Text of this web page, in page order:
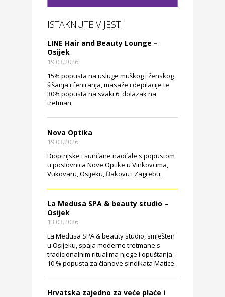
ISTAKNUTE VIJESTI
LINE Hair and Beauty Lounge –
Osijek
19.03.2026.
15% popusta na usluge muškog i ženskog
šišanja i feniranja, masaže i depilacije te
30% popusta na svaki 6. dolazak na
tretman
Nova Optika
19.03.2026.
Dioptrijske i sunčane naočale s popustom
u poslovnica Nove Optike u Vinkovcima,
Vukovaru, Osijeku, Đakovu i Zagrebu.
La Medusa SPA & beauty studio –
Osijek
13.03.2026.
La Medusa SPA & beauty studio, smješten
u Osijeku, spaja moderne tretmane s
tradicionalnim ritualima njege i opuštanja.
10 % popusta za članove sindikata Matice.
Hrvatska zajedno za veće plaće i